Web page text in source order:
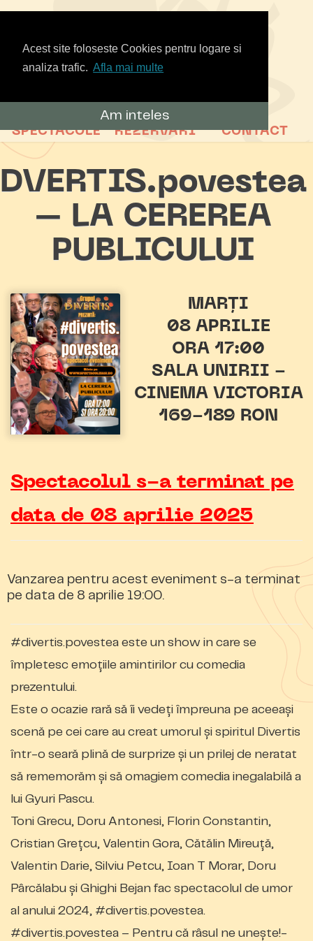
Acest site foloseste Cookies pentru logare si
analiza trafic. Afla mai multe
Am inteles
SPECTACOLE REZERVARI CONTACT
DVERTIS.povestea
– LA CEREREA
PUBLICULUI
MARȚI
08 APRILIE
ORA 17:00
SALA UNIRII -
CINEMA VICTORIA
169-189 RON
Spectacolul s-a terminat pe
data de 08 aprilie 2025
Vanzarea pentru acest eveniment s-a terminat
pe data de 8 aprilie 19:00.
#divertis.povestea este un show in care se
împletesc emoțiile amintirilor cu comedia
prezentului.
Este o ocazie rară să îi vedeți împreuna pe aceeași
scenă pe cei care au creat umorul și spiritul Divertis
într-o seară plină de surprize și un prilej de neratat
să rememorăm și să omagiem comedia inegalabilă a
lui Gyuri Pascu.
Toni Grecu, Doru Antonesi, Florin Constantin,
Cristian Grețcu, Valentin Gora, Cătălin Mireuță,
Valentin Darie, Silviu Petcu, Ioan T Morar, Doru
Pârcălabu și Ghighi Bejan fac spectacolul de umor
al anului 2024, #divertis.povestea.
#divertis.povestea – Pentru că râsul ne unește!-